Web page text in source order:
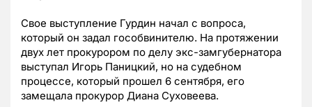
Свое выступление Гурдин начал с вопроса,
который он задал гособвинителю. На протяжении
двух лет прокурором по делу экс-замгубернатора
выступал Игорь Паницкий, но на судебном
процессе, который прошел 6 сентября, его
замещала прокурор Диана Суховеева.